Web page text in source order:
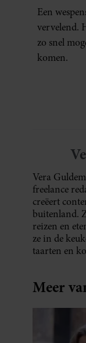
Een
vervelend.
zo snel
komen.
Vera
freelance
creëert
buitenland.
reizen en
ze in de
taarten en
Meer